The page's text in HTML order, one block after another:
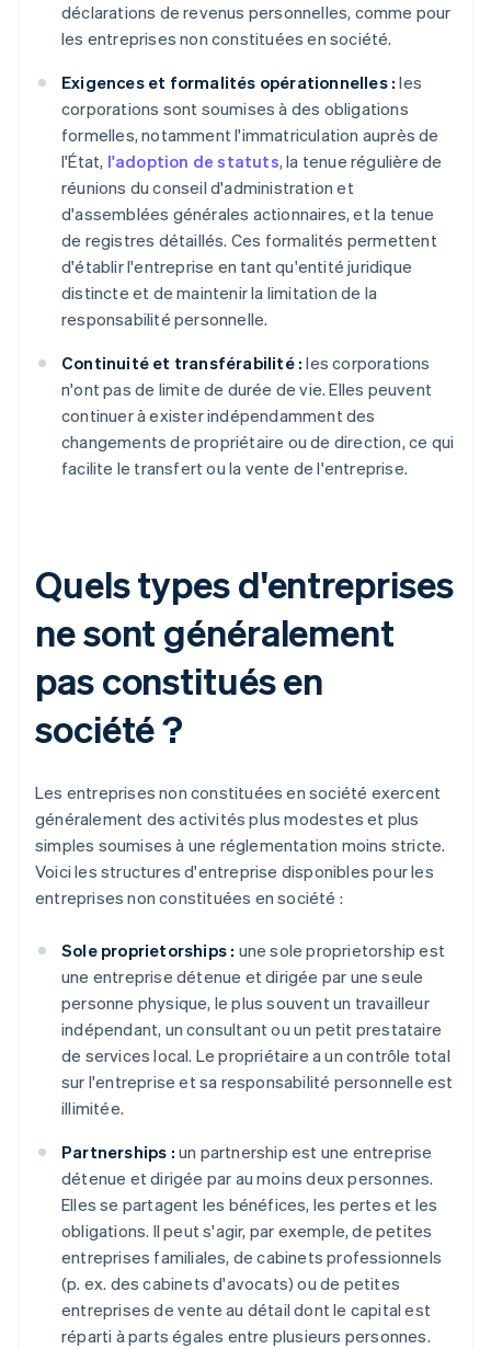
déclarations de revenus personnelles, comme pour
les entreprises non constituées en société.
Exigences et formalités opérationnelles : les
corporations sont soumises à des obligations
formelles, notamment l'immatriculation auprès de
l'État, l'adoption de statuts, la tenue régulière de
réunions du conseil d'administration et
d'assemblées générales actionnaires, et la tenue
de registres détaillés. Ces formalités permettent
d'établir l'entreprise en tant qu'entité juridique
distincte et de maintenir la limitation de la
responsabilité personnelle.
Continuité et transférabilité : les corporations
n'ont pas de limite de durée de vie. Elles peuvent
continuer à exister indépendamment des
changements de propriétaire ou de direction, ce qui
facilite le transfert ou la vente de l'entreprise.
Quels types d'entreprises
ne sont généralement
pas constitués en
société ?
Les entreprises non constituées en société exercent
généralement des activités plus modestes et plus
simples soumises à une réglementation moins stricte.
Voici les structures d'entreprise disponibles pour les
entreprises non constituées en société :
Sole proprietorships : une sole proprietorship est
une entreprise détenue et dirigée par une seule
personne physique, le plus souvent un travailleur
indépendant, un consultant ou un petit prestataire
de services local. Le propriétaire a un contrôle total
sur l'entreprise et sa responsabilité personnelle est
illimitée.
Partnerships : un partnership est une entreprise
détenue et dirigée par au moins deux personnes.
Elles se partagent les bénéfices, les pertes et les
obligations. Il peut s'agir, par exemple, de petites
entreprises familiales, de cabinets professionnels
(p. ex. des cabinets d'avocats) ou de petites
entreprises de vente au détail dont le capital est
réparti à parts égales entre plusieurs personnes.